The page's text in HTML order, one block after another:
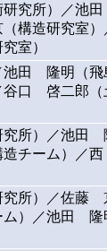
究所）／池
構造研究室
室）
田 隆明（飛
口 啓二郎（
所）／池田
チーム）／
所）／佐藤
）／池田 隆